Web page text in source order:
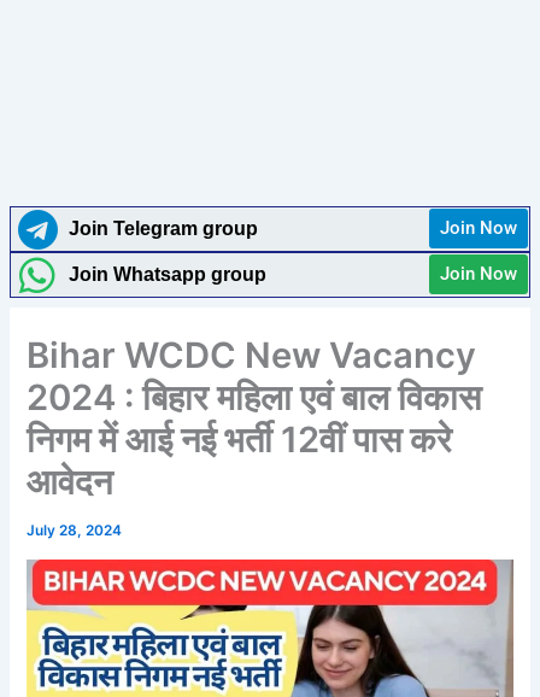
Join Telegram group Join Now
Join Whatsapp group Join Now
Bihar WCDC New Vacancy
2024 : बिहार महिला एवं बाल विकास
निगम में आई नई भर्ती 12वीं पास करे
आवेदन
July 28, 2024